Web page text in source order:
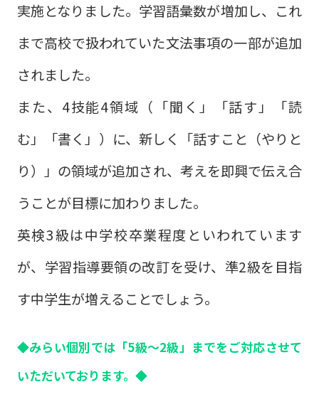
実施となりました。学習語彙数が増加し、これ
まで高校で扱われていた文法事項の一部が追加
されました。
また、4技能4領域（「聞く」「話す」「読
む」「書く」）に、新しく「話すこと（やりと
り）」の領域が追加され、考えを即興で伝え合
うことが目標に加わりました。
英検3級は中学校卒業程度といわれています
が、学習指導要領の改訂を受け、準2級を目指
す中学生が増えることでしょう。
◆みらい個別では「5級～2級」までをご対応させて
いただいております。◆